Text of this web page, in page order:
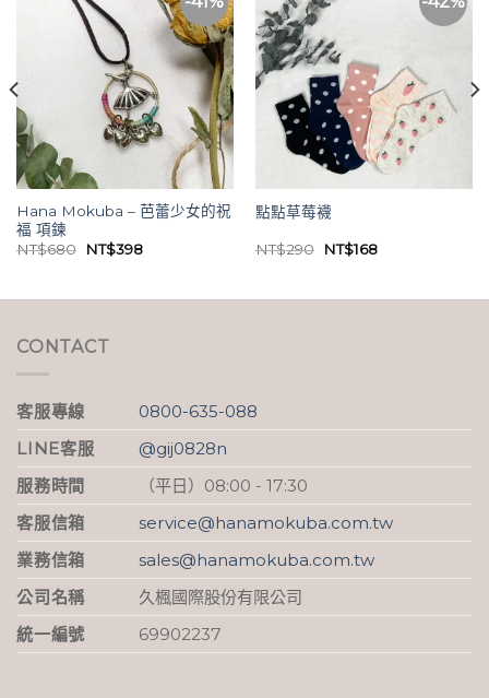
Hana Mokuba – 芭蕾少女的祝
福 項鍊
NT$680
原
NT$680。
NT$398目
NT$398。
點點草莓襪
NT$290
原
NT$290。
NT$168目
NT$168。
CONTACT
客服專線
0800-635-088
LINE客服
@gij0828n
服務時間
（平日）08:00 - 17:30
客服信箱
service@hanamokuba.com.tw
業務信箱
sales@hanamokuba.com.tw
公司名稱
久楓國際股份有限公司
統一編號
69902237